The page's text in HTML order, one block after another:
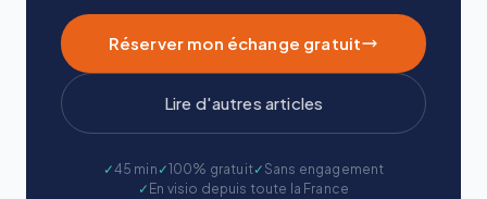
Réserver mon échange gratuit
Lire d'autres articles
✓45 min ✓100% gratuit✓ Sans engagement
✓ En visio depuis toute la France